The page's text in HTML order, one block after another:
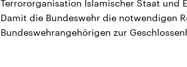
Terrororganisation Islamischer Staat und
Damit die Bundeswehr die notwendigen
Bundeswehrangehörigen zur